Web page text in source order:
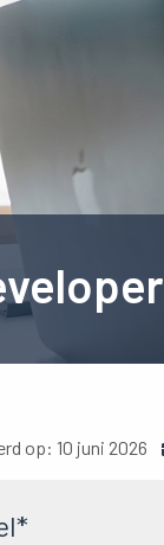
op: 10 juni 2026